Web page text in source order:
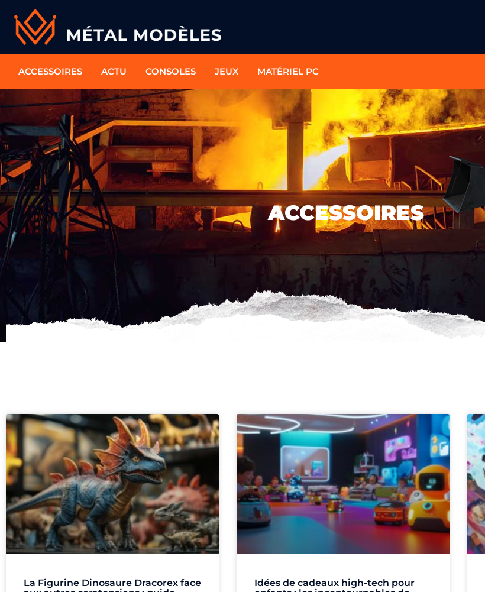
ACCESSOIRES ACTU CONSOLES JEUX MATÉRIEL PC
ACCESSOIRES
La Figurine Dinosaure Dracorex face
Idées de cadeaux high-tech pour